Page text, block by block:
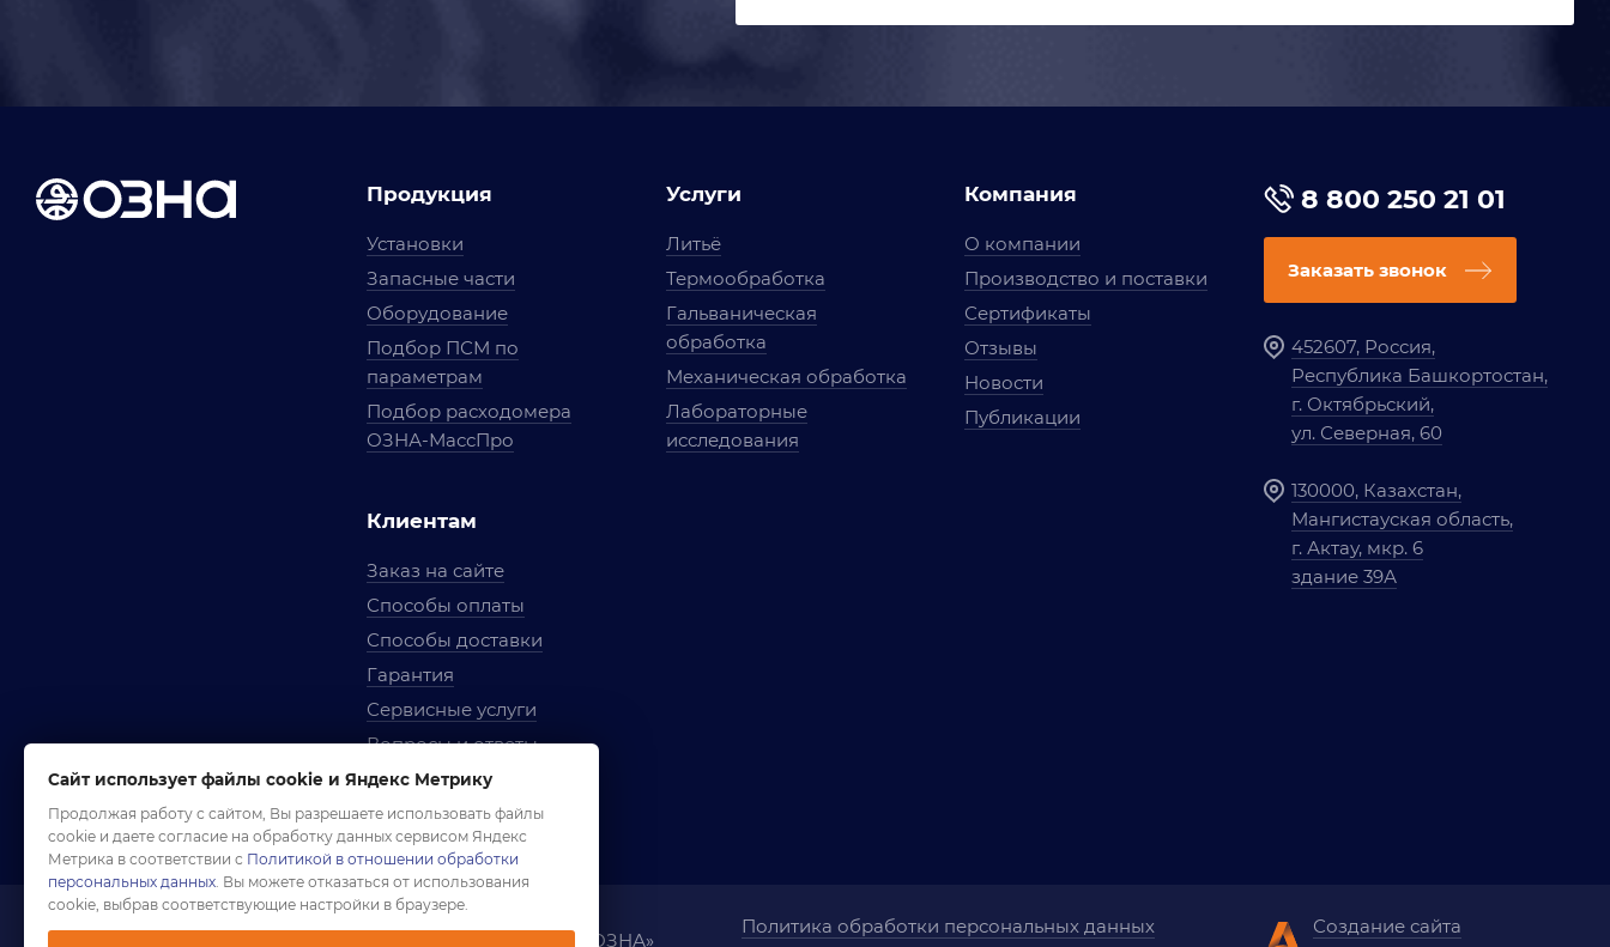
Продукция
Установки
Запасные части
Оборудование
Подбор ПСМ по
параметрам
Подбор расходомера
ОЗНА-МассПро
Клиентам
Заказ на сайте
Способы оплаты
Способы доставки
Гарантия
Сервисные услуги
Вопросы и ответы
Условия сотрудничества
Правила использования
Услуги
Литьё
Термообработка
Гальваническая
обработка
Механическая обработка
Лабораторные
исследования
Компания
О компании
Производство и поставки
Сертификаты
Отзывы
Новости
Публикации
8 800 250 21 01
Заказать звонок
452607, Россия,
Республика Башкортостан,
г. Октябрьский,
ул. Северная, 60
130000, Казахстан,
Мангистауская область,
г. Актау, мкр. 6
здание 39А
Компания «ОЗНА»
Политика обработки персональных данных
Создание сайта
Сайт использует файлы cookie и Яндекс Метрику
Продолжая работу с сайтом, Вы разрешаете использовать файлы
cookie и даете согласие на обработку данных сервисом Яндекс
Метрика в соответствии с Политикой в отношении обработки
персональных данных. Вы можете отказаться от использования
cookie, выбрав соответствующие настройки в браузере.